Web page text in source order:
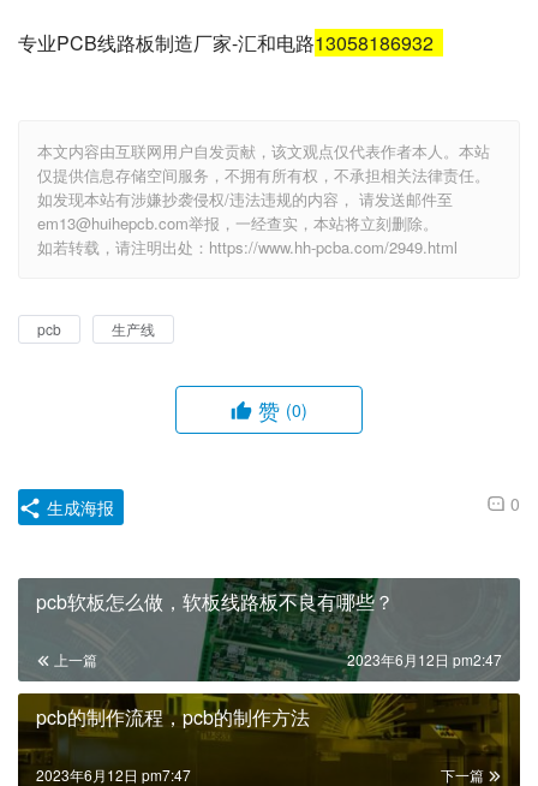
专业PCB线路板制造厂家-汇和电路13058186932
本文内容由互联网用户自发贡献，该文观点仅代表作者本人。本站
仅提供信息存储空间服务，不拥有所有权，不承担相关法律责任。
如发现本站有涉嫌抄袭侵权/违法违规的内容， 请发送邮件至
em13@huihepcb.com举报，一经查实，本站将立刻删除。
如若转载，请注明出处：https://www.hh-pcba.com/2949.html
pcb 生产线
赞 (0)
0
生成海报
pcb软板怎么做，软板线路板不良有哪些？
上一篇 2023年6月12日 pm2:47
pcb的制作流程，pcb的制作方法
下一篇
2023年6月12日 pm7:47